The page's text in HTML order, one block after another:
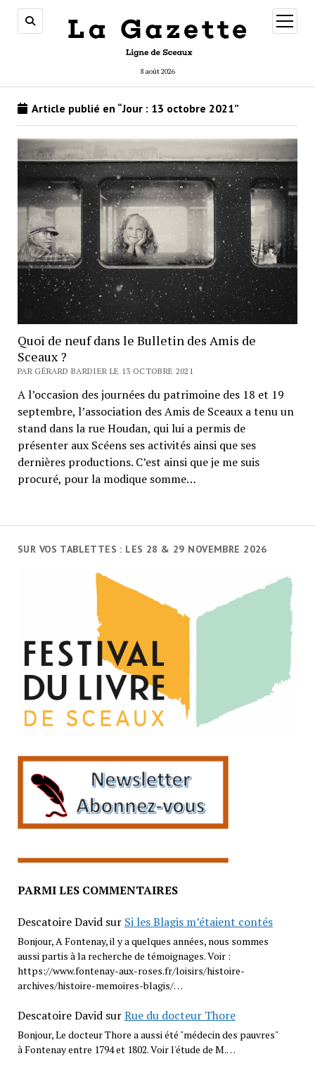
8 août 2026
ouvrir
menu
SUR VOS TABLETTES : LES 28 & 29 NOVEMBRE 2026
PARMI LES COMMENTAIRES
Descatoire Davidsur Si les Blagis m’étaient contés
Bonjour, A Fontenay, il y a quelques années, nous sommes
aussi partis à la recherche de témoignages. Voir :
https://www.fontenay-aux-roses.fr/loisirs/histoire-
archives/histoire-memoires-blagis/…
Descatoire DavidsurRue du docteur Thore
Bonjour, Le docteur Thore a aussi été "médecin des pauvres"
à Fontenay entre 1794 et 1802. Voir l'étude de M.…
Article publié en “Jour : 13 octobre 2021”
Quoi de neuf dans le Bulletin des Amis de
Sceaux ?
PAR GÉRARD BARDIER LE 13 OCTOBRE 2021
A l’occasion des journées du patrimoine des 18 et 19
septembre, l’association des Amis de Sceaux a tenu un
stand dans la rue Houdan, qui lui a permis de
présenter aux Scéens ses activités ainsi que ses
dernières productions. C’est ainsi que je me suis
procuré, pour la modique somme…